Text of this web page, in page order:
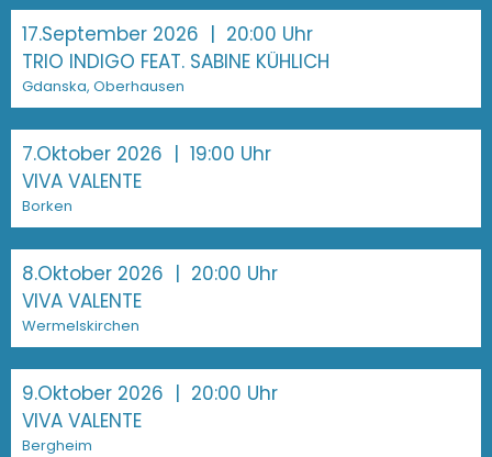
17.September 2026 | 20:00 Uhr
TRIO INDIGO FEAT. SABINE KÜHLICH
Gdanska, Oberhausen
7.Oktober 2026 | 19:00 Uhr
VIVA VALENTE
Borken
8.Oktober 2026 | 20:00 Uhr
VIVA VALENTE
Wermelskirchen
9.Oktober 2026 | 20:00 Uhr
VIVA VALENTE
Bergheim